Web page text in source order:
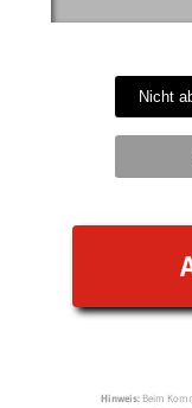
Hinweis:Beim